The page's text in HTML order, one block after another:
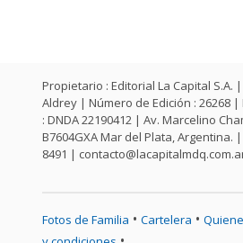
Propietario : Editorial La Capital S.A.
Aldrey | Número de Edición : 26268
: DNDA 22190412 | Av. Marcelino
B7604GXA Mar del Plata, Argentina.
8491 |
Fotos de Familia • Cartelera •